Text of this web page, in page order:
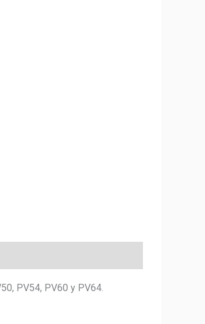
PV54, PV60 y PV64.